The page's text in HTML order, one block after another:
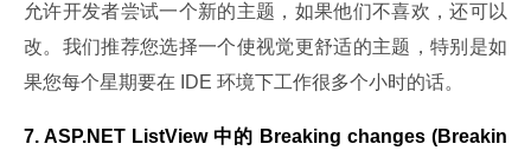
允许开发者尝试一个新的主题，如果他们不喜欢，还可以
改。我们推荐您选择一个使视觉更舒适的主题，特别是如
果您每个星期要在 IDE 环境下工作很多个小时的话。
7. ASP.NET ListView 中的 Breaking changes (Breakin